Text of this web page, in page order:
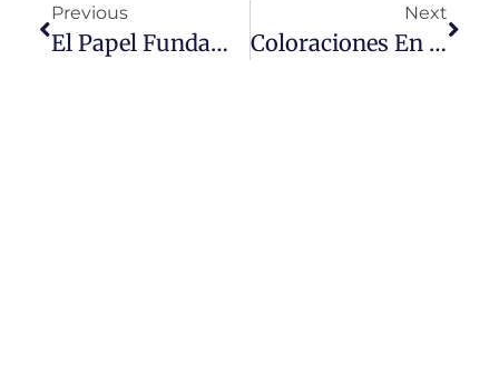
Previous
El Papel Fundamental Del Laboratorio En La Medicina Laboral
Next
Coloraciones En El Laboratorio Clínico: Gram, Giemsa, Ziehl-Neelsen Y Más